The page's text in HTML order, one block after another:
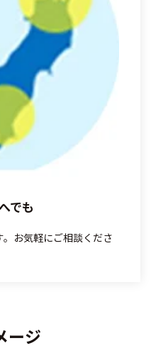
でも
お気軽にご相談くださ
ージ